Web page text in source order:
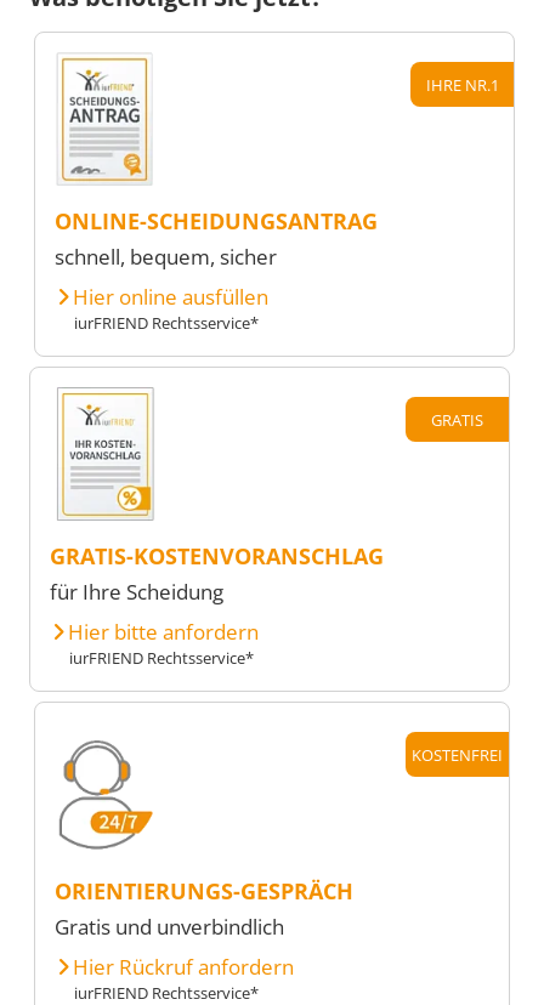
IHRE NR.1
ONLINE-SCHEIDUNGSANTRAG
schnell, bequem, sicher
Hier online ausfüllen
iurFRIEND Rechtsservice*
GRATIS
GRATIS-KOSTENVORANSCHLAG
für Ihre Scheidung
Hier bitte anfordern
iurFRIEND Rechtsservice*
KOSTENFREI
ORIENTIERUNGS-GESPRÄCH
Gratis und unverbindlich
Hier Rückruf anfordern
iurFRIEND Rechtsservice*